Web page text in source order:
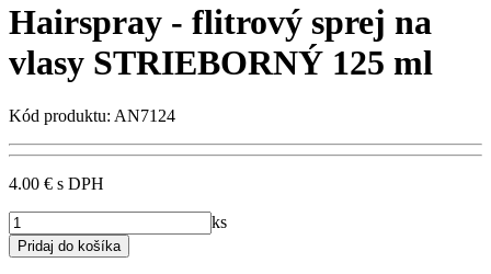
Hairspray - flitrový sprej na
vlasy STRIEBORNÝ 125 ml
Kód produktu: AN7124
4.00 € s DPH
ks